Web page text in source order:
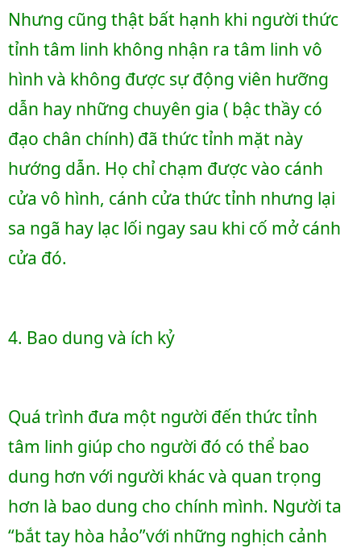
Nhưng cũng thật bất hạnh khi người thức
tỉnh tâm linh không nhận ra tâm linh vô
hình và không được sự động viên hưỡng
dẫn hay những chuyên gia ( bậc thầy có
đạo chân chính) đã thức tỉnh mặt này
hướng dẫn. Họ chỉ chạm được vào cánh
cửa vô hình, cánh cửa thức tỉnh nhưng lại
sa ngã hay lạc lối ngay sau khi cố mở cánh
cửa đó.
4. Bao dung và ích kỷ
Quá trình đưa một người đến thức tỉnh
tâm linh giúp cho người đó có thể bao
dung hơn với người khác và quan trọng
hơn là bao dung cho chính mình. Người ta
“bắt tay hòa hảo”với những nghịch cảnh